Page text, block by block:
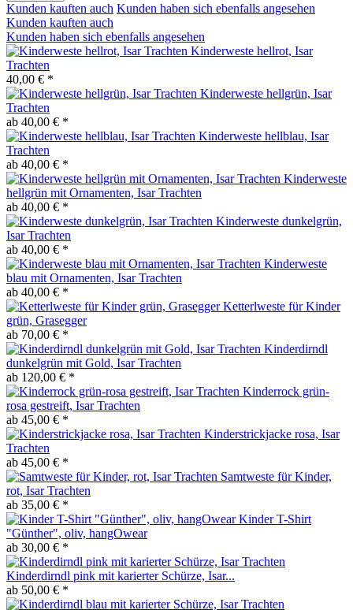
Kunden kauften auch Kunden haben sich ebenfalls angesehen
Kunden kauften auch
Kunden haben sich ebenfalls angesehen
Kinderweste hellrot, Isar
Trachten
40,00 € *
Kinderweste hellgrün, Isar
Trachten
ab 40,00 € *
Kinderweste hellblau, Isar
Trachten
ab 40,00 € *
Kinderweste
hellgrün mit Ornamenten, Isar Trachten
ab 40,00 € *
Kinderweste dunkelgrün,
Isar Trachten
ab 40,00 € *
Kinderweste
blau mit Ornamenten, Isar Trachten
ab 40,00 € *
Ketterlweste für Kinder
grün, Grasegger
ab 70,00 € *
Kinderdirndl
dunkelgrün mit Gold, Isar Trachten
ab 120,00 € *
Kinderrock grün-
rosa gestreift, Isar Trachten
ab 45,00 € *
Kinderstrickjacke rosa, Isar
Trachten
ab 45,00 € *
Samtweste für Kinder,
rot, Isar Trachten
ab 35,00 € *
Kinder T-Shirt
"Günther", oliv, hangOwear
ab 30,00 € *
Kinderdirndl pink mit karierter Schürze, Isar...
ab 50,00 € *